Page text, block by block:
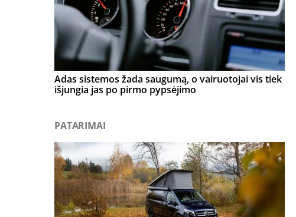
Adas sistemos žada saugumą, o vairuotojai vis tiek
išjungia jas po pirmo pypsėjimo
PATARIMAI